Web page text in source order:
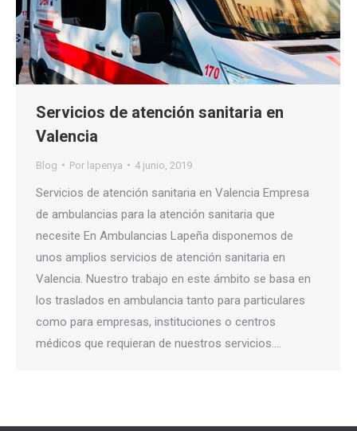
Servicios de atención sanitaria en
Valencia
Blog Por lapenya 4 junio, 2019
Servicios de atención sanitaria en Valencia Empresa
de ambulancias para la atención sanitaria que
necesite En Ambulancias Lapeña disponemos de
unos amplios servicios de atención sanitaria en
Valencia. Nuestro trabajo en este ámbito se basa en
los traslados en ambulancia tanto para particulares
como para empresas, instituciones o centros
médicos que requieran de nuestros servicios.…